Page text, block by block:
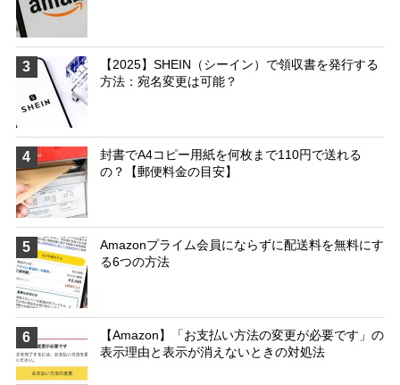
3
【2025】SHEIN（シーイン）で領収書を発行する
方法：宛名変更は可能？
4
封書でA4コピー用紙を何枚まで110円で送れる
の？【郵便料金の目安】
5
Amazonプライム会員にならずに配送料を無料にす
る6つの方法
6
【Amazon】「お支払い方法の変更が必要です」の
表示理由と表示が消えないときの対処法